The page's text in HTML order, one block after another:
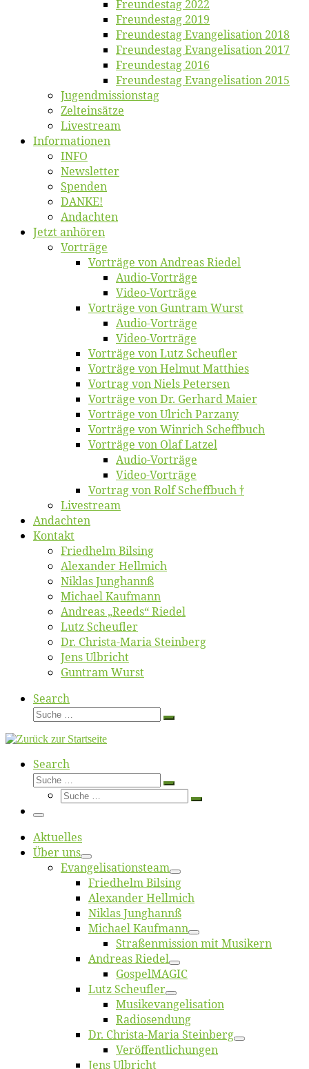
Freun­des­tag 2022
Freun­des­tag 2019
Freun­des­tag Evan­ge­li­sa­ti­on 2018
Freun­des­tag Evan­ge­li­sa­ti­on 2017
Freun­des­tag 2016
Freun­des­tag Evan­ge­li­sa­ti­on 2015
Jugend­mis­sions­tag
Zelt­ein­sät­ze
Live­stream
Informatio­nen
INFO
News­let­ter
Spen­den
DANKE!
An­dach­ten
Jetzt an­hö­ren
Vor­trä­ge
Vor­trä­ge von An­dre­as Riedel
Au­dio-Vor­trä­ge
Vi­deo-Vor­trä­ge
Vor­trä­ge von Gun­tram Wurst
Au­dio-Vor­trä­ge
Vi­deo-Vor­trä­ge
Vor­trä­ge von Lutz Scheufler
Vor­trä­ge von Hel­mut Matthies
Vor­trag von Niels Petersen
Vor­trä­ge von Dr. Ger­hard Maier
Vor­trä­ge von Ul­rich Parzany
Vor­trä­ge von Win­rich Scheffbuch
Vor­trä­ge von Olaf Latzel
Au­dio-Vor­trä­ge
Vi­deo-Vor­trä­ge
Vor­trag von Rolf Scheffbuch †
Live­stream
An­dach­ten
Kon­takt
Fried­helm Bilsing
Alex­an­der Hellmich
Ni­klas Junghannß
Mi­cha­el Kaufmann
An­dre­as „Reeds“ Riedel
Lutz Scheuf­ler
Dr. Chris­­ta-Ma­ria Steinberg
Jens Ulb­richt
Gun­tram Wurst
Search
Suche
Suche
Search
Suche
Suche
Suche
Suche
Menü
Ak­tu­el­les
Über uns
Evangelisa­tions­team
Fried­helm Bilsing
Alex­an­der Hellmich
Ni­klas Junghannß
Mi­cha­el Kaufmann
Straßenmis­sion mit Musikern
An­dre­as Riedel
Gos­pel­MA­GIC
Lutz Scheuf­ler
Musikevan­ge­li­sa­tion
Ra­dio­sen­dung
Dr. Chris­­ta-Ma­ria Steinberg
Ver­öf­fent­li­chun­gen
Jens Ulb­richt